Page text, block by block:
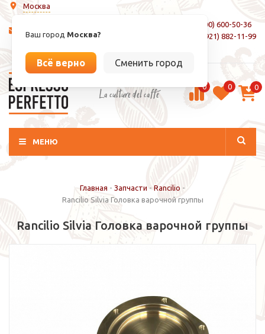
Москва
Ваш город Москва?
Всё верно Сменить город
info@espressoperfetto.ru
8 (800) 600-50-36
+7 (921) 882-11-99
La culture del caffé 0 0 0
МЕНЮ
Главная - Запчасти - Rancilio -
Rancilio Silvia Головка варочной группы
Rancilio Silvia Головка варочной группы